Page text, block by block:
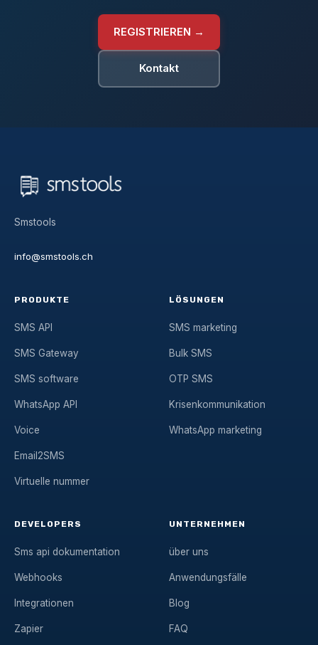
REGISTRIEREN →
Kontakt
Smstools
info@smstools.ch
PRODUKTE
SMS API
SMS Gateway
SMS software
WhatsApp API
Voice
Email2SMS
Virtuelle nummer
LÖSUNGEN
SMS marketing
Bulk SMS
OTP SMS
Krisenkommunikation
WhatsApp marketing
DEVELOPERS
Sms api dokumentation
Webhooks
Integrationen
Zapier
UNTERNEHMEN
über uns
Anwendungsfälle
Blog
FAQ